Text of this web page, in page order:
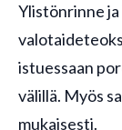
Ylistönrinne
istuessaan
välillä. Myös
mukaisesti.